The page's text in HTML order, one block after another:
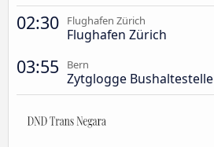
02:30 Flughafen Zürich
Flughafen Zürich
03:55 Bern
Zytglogge Bushaltestelle